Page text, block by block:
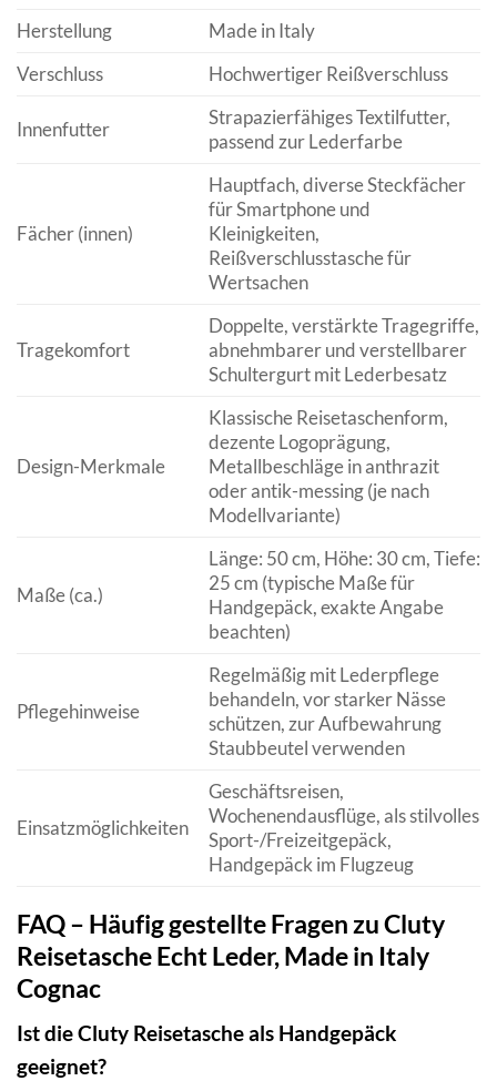
Herstellung
Made in Italy
Verschluss
Hochwertiger Reißverschluss
Innenfutter
Strapazierfähiges Textilfutter,
passend zur Lederfarbe
Fächer (innen)
Hauptfach, diverse Steckfächer
für Smartphone und
Kleinigkeiten,
Reißverschlusstasche für
Wertsachen
Tragekomfort
Doppelte, verstärkte Tragegriffe,
abnehmbarer und verstellbarer
Schultergurt mit Lederbesatz
Design-Merkmale
Klassische Reisetaschenform,
dezente Logoprägung,
Metallbeschläge in anthrazit
oder antik-messing (je nach
Modellvariante)
Maße (ca.)
Länge: 50 cm, Höhe: 30 cm, Tiefe:
25 cm (typische Maße für
Handgepäck, exakte Angabe
beachten)
Pflegehinweise
Regelmäßig mit Lederpflege
behandeln, vor starker Nässe
schützen, zur Aufbewahrung
Staubbeutel verwenden
Einsatzmöglichkeiten
Geschäftsreisen,
Wochenendausflüge, als stilvolles
Sport-/Freizeitgepäck,
Handgepäck im Flugzeug
FAQ – Häufig gestellte Fragen zu Cluty
Reisetasche Echt Leder, Made in Italy
Cognac
Ist die Cluty Reisetasche als Handgepäck
geeignet?